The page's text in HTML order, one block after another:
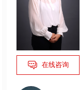
在线咨询